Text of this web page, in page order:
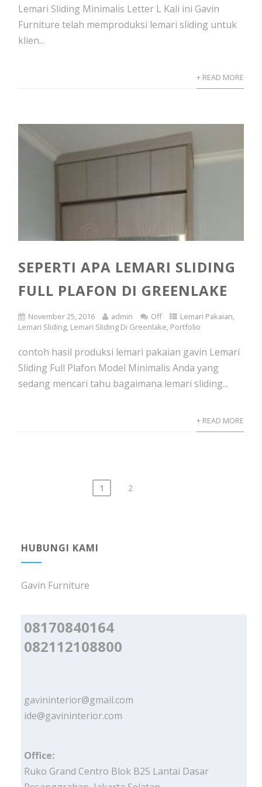
Lemari Sliding Minimalis Letter L Kali ini Gavin
Furniture telah memproduksi lemari sliding untuk
klien...
+ READ MORE
SEPERTI APA LEMARI SLIDING
FULL PLAFON DI GREENLAKE
November 25, 2016 admin Off Lemari Pakaian,
Lemari Sliding, Lemari Sliding Di Greenlake, Portfolio
contoh hasil produksi lemari pakaian gavin Lemari
Sliding Full Plafon Model Minimalis Anda yang
sedang mencari tahu bagaimana lemari sliding...
+ READ MORE
1 2
HUBUNGI KAMI
Gavin Furniture
08170840164
082112108800
gavininterior@gmail.com
ide@gavininterior.com
Office:
Ruko Grand Centro Blok B25 Lantai Dasar